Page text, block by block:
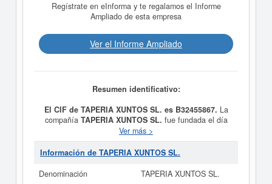
Regístrate en eInforma y te regalamos el Informe
Ampliado de esta empresa
Ver el Informe Ampliado
Resumen identificativo:
El CIF de TAPERIA XUNTOS SL. es B32455867. La
compañía TAPERIA XUNTOS SL. fue fundada el día
14/10/2014 teniendo como meta social La explotación
de cafés y otros bares (CNAE 5610 y 5629). Actividades
de catering. Actividades de restauración y hostelería.
públicos o privados tales como conciertos, teatro,
Ver más >
Información de TAPERIA XUNTOS SL.
Denominación
TAPERIA XUNTOS SL.